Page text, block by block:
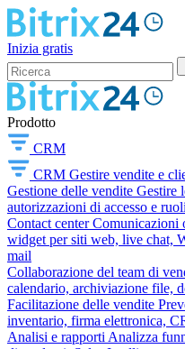
Inizia gratis
Prodotto
CRM
CRM Gestire vendite e
Gestione delle vendite Gestire
autorizzazioni di accesso e ruoli
Contact center Comunicazioni
widget per siti web, live chat,
mail
Collaborazione del team di
calendario, archiviazione file,
Facilitazione delle vendite
inventario, firma elettronica,
Analisi e rapporti Analizza